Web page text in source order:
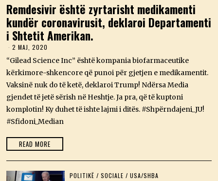
Remdesivir është zyrtarisht medikamenti
kundër coronavirusit, deklaroi Departamenti
i Shtetit Amerikan.
2 MAJ, 2020
M
A
,
2
0
2
6
“Gilead Science Inc” është kompania biofarmaceutike
kërkimore-shkencore që punoi për gjetjen e medikamentit.
Vaksinë nuk do të ketë, deklaroi Trump! Ndërsa Media
gjendet të jetë sërish në Heshtje. Ja pra, që të kuptoni
komplotin! Ky duhet të ishte lajmi i ditës. #Shpërndajeni_JU!
#Sfidoni_Median
READ MORE
POLITIKË / SOCIALE / USA/SHBA